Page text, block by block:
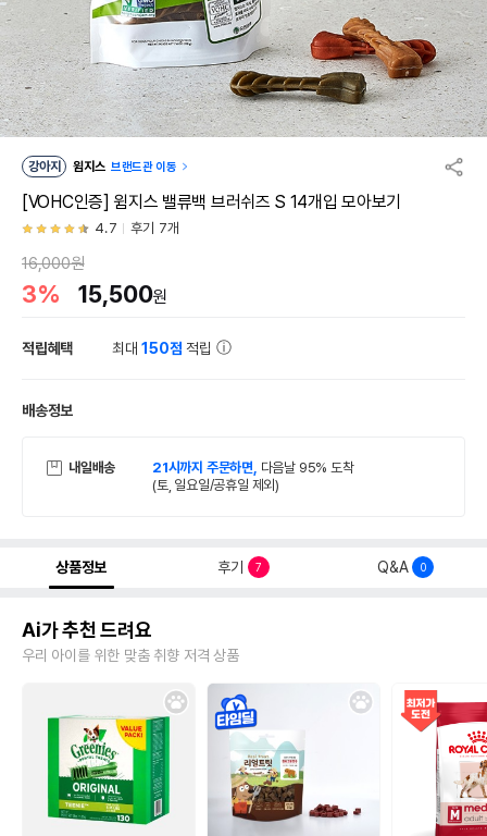
강아지 윔지스 브랜드관 이동
[VOHC인증] 윔지스 밸류백 브러쉬즈 S 14개입 모아보기
4.7 후기 7개
16,000원
3% 15,500원
적립혜택 최대150점 적립
배송정보
내일배송 21시까지 주문하면, 다음날 95% 도착
(토, 일요일/공휴일 제외)
상품정보 후기 7 Q&A 0
Ai가 추천 드려요
우리 아이를 위한 맞춤 취향 저격 상품